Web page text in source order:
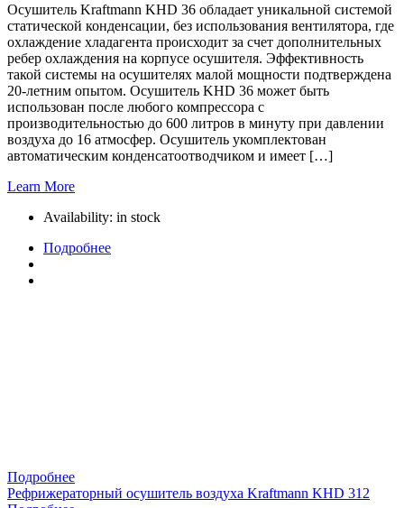
Осушитель Kraftmann KHD 36 обладает уникальной системой
статической конденсации, без использования вентилятора, где
охлаждение хладагента происходит за счет дополнительных
ребер охлаждения на корпусе осушителя. Эффективность
такой системы на осушителях малой мощности подтверждена
20-летним опытом. Осушитель KHD 36 может быть
использован после любого компрессора с
производительностью до 600 литров в минуту при давлении
воздуха до 16 атмосфер. Осушитель укомплектован
автоматическим конденсатоотводчиком и имеет […]
Learn More
Availability: in stock
Подробнее
Подробнее
Рефрижераторный осушитель воздуха Kraftmann KHD 312